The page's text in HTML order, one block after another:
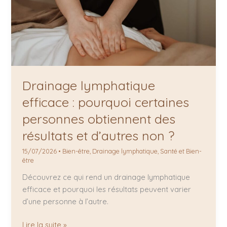
Drainage lymphatique
efficace : pourquoi certaines
personnes obtiennent des
résultats et d’autres non ?
15/07/2026 • Bien-être, Drainage lymphatique, Santé et Bien-
être
Découvrez ce qui rend un drainage lymphatique
efficace et pourquoi les résultats peuvent varier
d’une personne à l’autre.
Lire la suite »